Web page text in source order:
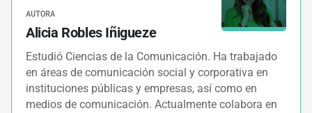
AUTORA
Alicia Robles Iñigueze
Estudió Ciencias de la Comunicación. Ha trabajado
en áreas de comunicación social y corporativa en
instituciones públicas y empresas, así como en
medios de comunicación. Actualmente colabora en